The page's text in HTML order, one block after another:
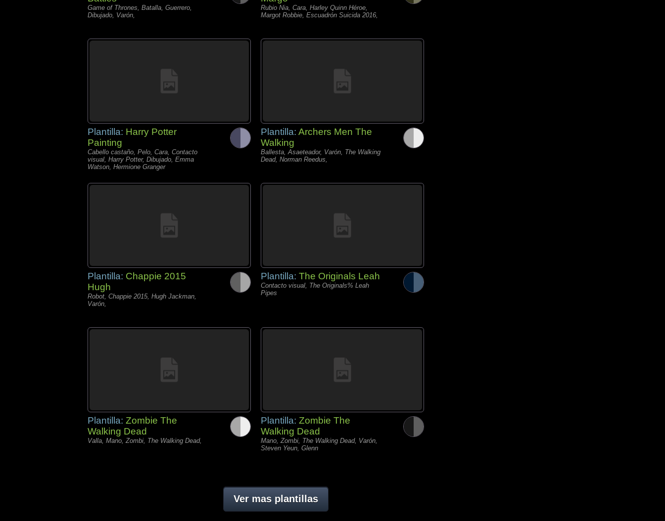
Game of Thrones, Batalla, Guerrero,
Dibujado, Varón,
Rubio Nia, Cara, Harley Quinn Héroe,
Margot Robbie, Escuadrón Suicida 2016,
Plantilla: Harry Potter
Painting
Cabello castaño, Pelo, Cara, Contacto
visual, Harry Potter, Dibujado, Emma
Watson, Hermione Granger
Plantilla: Archers Men The
Walking
Ballesta, Asaeteador, Varón, The Walking
Dead, Norman Reedus,
Plantilla: Chappie 2015
Hugh
Robot, Chappie 2015, Hugh Jackman,
Varón,
Plantilla: The Originals Leah
Contacto visual, The Originals% Leah
Pipes
Plantilla: Zombie The
Walking Dead
Valla, Mano, Zombi, The Walking Dead,
Plantilla: Zombie The
Walking Dead
Mano, Zombi, The Walking Dead, Varón,
Steven Yeun, Glenn
Ver mas plantillas